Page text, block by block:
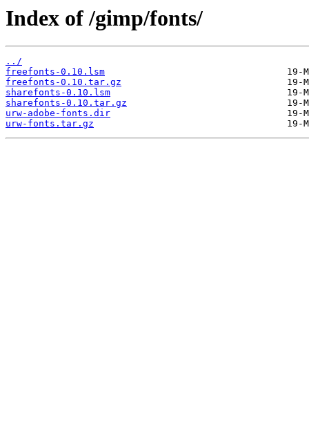
Index of /gimp/fonts/
../
freefonts-0.10.lsm
freefonts-0.10.tar.gz
sharefonts-0.10.lsm
sharefonts-0.10.tar.gz
urw-adobe-fonts.dir
urw-fonts.tar.gz